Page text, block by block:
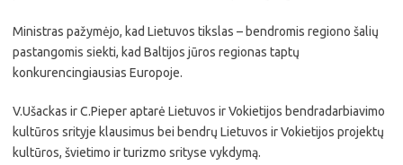
Ministras pažymėjo, kad Lietuvos tikslas – bendromis regiono šalių
pastangomis siekti, kad Baltijos jūros regionas taptų
konkurencingiausias Europoje.
V.Ušackas ir C.Pieper aptarė Lietuvos ir Vokietijos bendradarbiavimo
kultūros srityje klausimus bei bendrų Lietuvos ir Vokietijos projektų
kultūros, švietimo ir turizmo srityse vykdymą.